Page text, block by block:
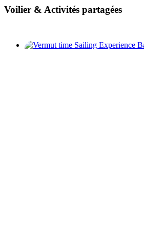
Voilier & Activités partagées